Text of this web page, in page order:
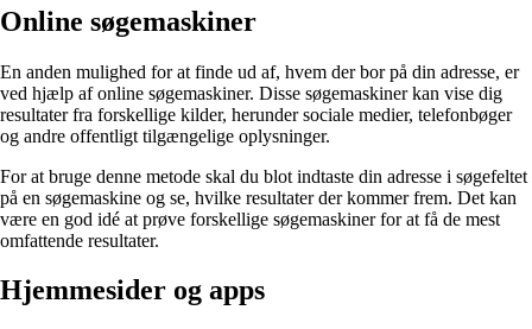
Online søgemaskiner
En anden mulighed for at finde ud af, hvem der bor på din adresse, er
ved hjælp af online søgemaskiner. Disse søgemaskiner kan vise dig
resultater fra forskellige kilder, herunder sociale medier, telefonbøger
og andre offentligt tilgængelige oplysninger.
For at bruge denne metode skal du blot indtaste din adresse i søgefeltet
på en søgemaskine og se, hvilke resultater der kommer frem. Det kan
være en god idé at prøve forskellige søgemaskiner for at få de mest
omfattende resultater.
Hjemmesider og apps